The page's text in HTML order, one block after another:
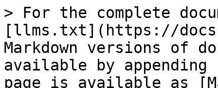
> For the complete
[llms.txt](https://
Markdown versions of
available by
page is available as